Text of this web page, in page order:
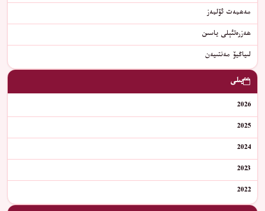
مەھمەت ئۆلمەز
ھەزرەتئېلى ياسىن
لىياڭيۆ مەنتىيەن
يىلى
2026
2025
2024
2023
2022